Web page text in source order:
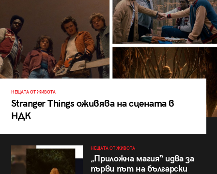
НЕЩАТА ОТ ЖИВОТА
Stranger Things оживява на сцената в
НДК
НЕЩАТА ОТ ЖИВОТА
„Приложна магия“ идва за
първи път на български